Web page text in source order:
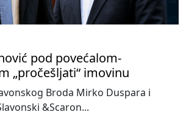
pod povećalom-
„pročešljati“ imovinu
Broda Mirko Duspara i
&Scaron...